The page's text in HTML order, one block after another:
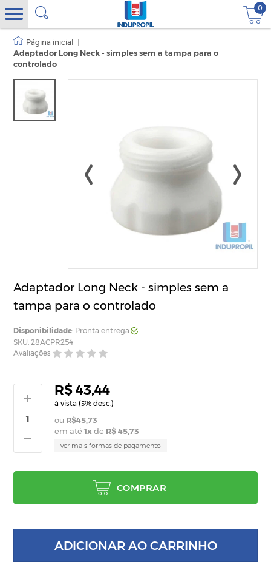
0
Adaptador Long Neck - simples sem a tampa para o
controlado
Adaptador Long Neck - simples sem a
tampa para o controlado
Disponibilidade: Pronta entrega
SKU: 28ACPR254
Avaliações
R$ 43,44
à vista (5% desc.)
R$45,73
em até1x de R$ 45,73
ver mais formas de pagamento
COMPRAR
ADICIONAR AO CARRINHO